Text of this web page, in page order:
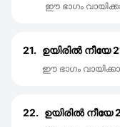
ഈ ഭാഗം
21. ഉയിരിൽ നീയേ
ഈ ഭാഗം
22. ഉയിരിൽ നീയേ